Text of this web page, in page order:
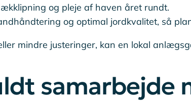
og pleje af haven året rundt.
og optimal jordkvalitet, så
mindre justeringer, kan en lokal